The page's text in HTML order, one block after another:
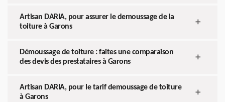
Artisan DARIA, pour assurer le demoussage de la
toiture à Garons
Démoussage de toiture : faites une comparaison
des devis des prestataires à Garons
Artisan DARIA, pour le tarif demoussage de toiture
à Garons